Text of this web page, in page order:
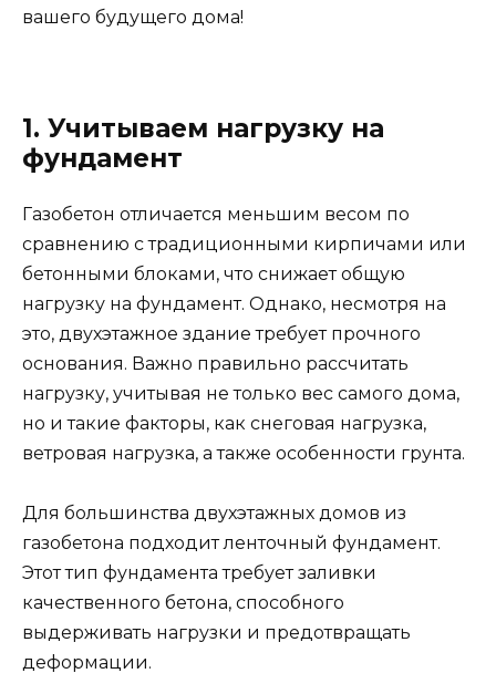
вашего будущего дома!
1. Учитываем нагрузку на
фундамент
Газобетон отличается меньшим весом по
сравнению с традиционными кирпичами или
бетонными блоками, что снижает общую
нагрузку на фундамент. Однако, несмотря на
это, двухэтажное здание требует прочного
основания. Важно правильно рассчитать
нагрузку, учитывая не только вес самого дома,
но и такие факторы, как снеговая нагрузка,
ветровая нагрузка, а также особенности грунта.
Для большинства двухэтажных домов из
газобетона подходит ленточный фундамент.
Этот тип фундамента требует заливки
качественного бетона, способного
выдерживать нагрузки и предотвращать
деформации.